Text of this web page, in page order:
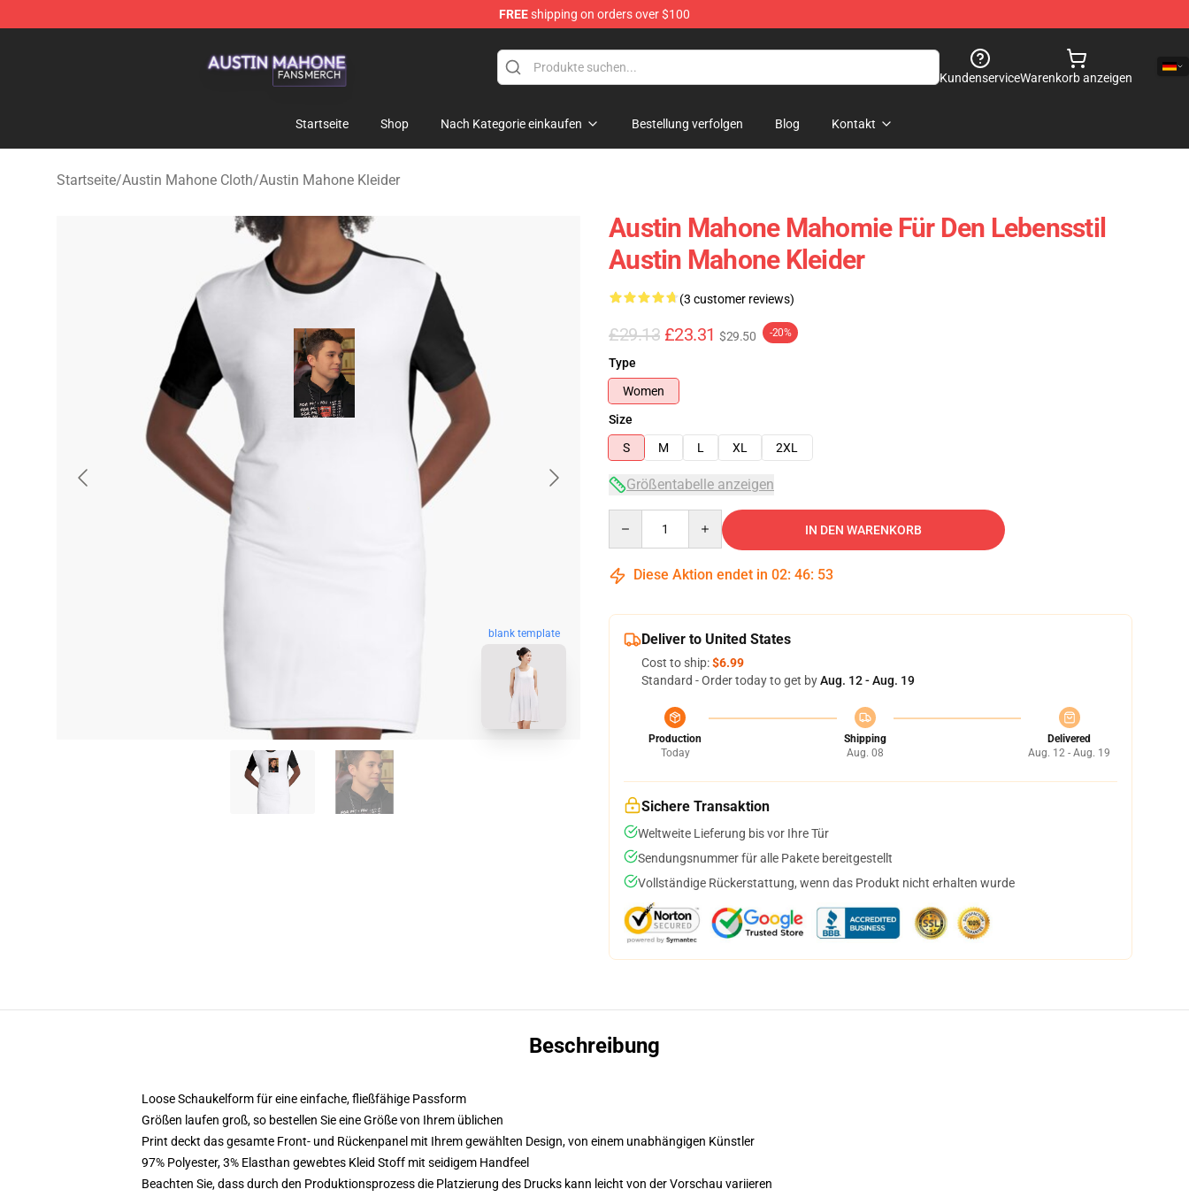
FREEshipping on orders over $100
KundenserviceWarenkorb anzeigen
Startseite Shop Nach Kategorie einkaufen Bestellung verfolgen Blog Kontakt
Startseite/Austin Mahone Cloth/Austin Mahone Kleider
blank template
Austin Mahone Mahomie Für Den Lebensstil
Austin Mahone Kleider
(3 customer reviews)
£29.13 £23.31 $29.50 -20%
Type
Women
Size
S
M L XL 2XL
Größentabelle anzeigen
IN DEN WARENKORB
Diese Aktion endet in 02: 46: 52
Deliver to United States
Cost to ship:$6.99
Standard - Order today to get byAug. 12 - Aug. 19
Production
Today
Shipping
Aug. 08
Delivered
Aug. 12 - Aug. 19
Sichere Transaktion
Weltweite Lieferung bis vor Ihre Tür
Sendungsnummer für alle Pakete bereitgestellt
Vollständige Rückerstattung, wenn das Produkt nicht erhalten wurde
Beschreibung
Loose Schaukelform für eine einfache, fließfähige Passform
Größen laufen groß, so bestellen Sie eine Größe von Ihrem üblichen
Print deckt das gesamte Front- und Rückenpanel mit Ihrem gewählten Design, von einem unabhängigen Künstler
97% Polyester, 3% Elasthan gewebtes Kleid Stoff mit seidigem Handfeel
Beachten Sie, dass durch den Produktionsprozess die Platzierung des Drucks kann leicht von der Vorschau variieren